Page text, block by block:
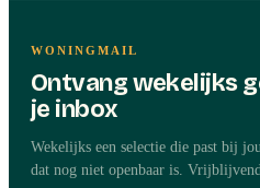
WONINGMAIL
Ontvang wekelijks
je inbox
Wekelijks een selectie die past bij
dat nog niet openbaar is.